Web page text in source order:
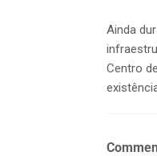
Ainda
Centro